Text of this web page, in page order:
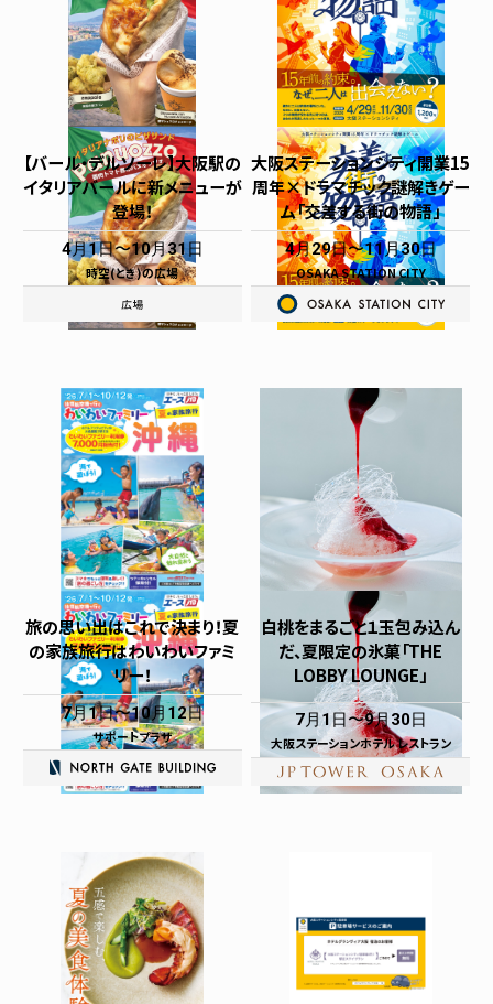
【バール・デルソーレ】大阪駅の
イタリアバールに新メニューが
登場！
4月1日 10月31日
時空(とき)の広場
大阪ステーションシティ開業15
周年×ドラマチック謎解きゲー
ム「交差する街の物語」
4月29日 11月30日
OSAKA STATION CITY
旅の思い出はこれで決まり！夏
の家族旅行はわいわいファミ
リー！
7月1日 10月12日
サポートプラザ
白桃をまるごと１玉包み込ん
だ、夏限定の氷菓「THE
LOBBY LOUNGE」
7月1日 9月30日
大阪ステーションホテル レストラン